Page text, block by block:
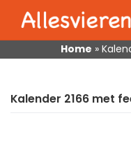
content
Home »
Kalender 2166 met